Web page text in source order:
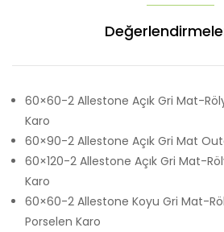
60×60-2 Allestone Açık Gri Mat-
Karo
60×90-2 Allestone Açık Gri Mat
60×120-2 Allestone Açık Gri Mat-
Karo
60×60-2 Allestone Koyu Gri Mat-
Porselen Karo